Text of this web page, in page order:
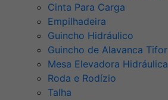
Cinta Para Carga
Empilhadeira
Guincho Hidráulico
Guincho de Alavanca Tifor
Mesa Elevadora Hidráulica
Roda e Rodízio
Talha